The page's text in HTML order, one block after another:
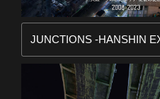
JUNCTIONS -HANSHIN